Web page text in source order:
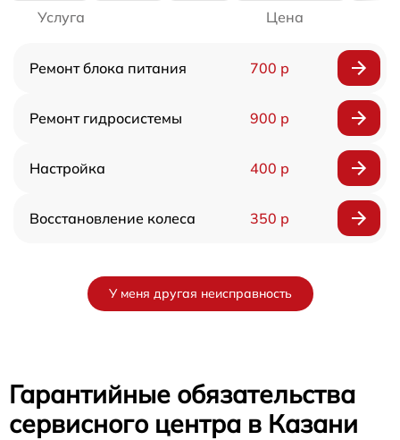
Услуга Цена
Ремонт блока питания 700 р
Ремонт гидросистемы 900 р
Настройка 400 р
Восстановление колеса 350 р
У меня другая неисправность
Гарантийные обязательства
сервисного центра в Казани